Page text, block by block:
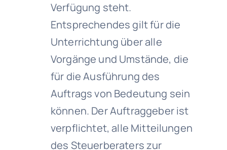
Verfügung steht.
Entsprechendes gilt für die
Unterrichtung über alle
Vorgänge und Umstände, die
für die Ausführung des
Auftrags von Bedeutung sein
können. Der Auftraggeber ist
verpflichtet, alle Mitteilungen
des Steuerberaters zur